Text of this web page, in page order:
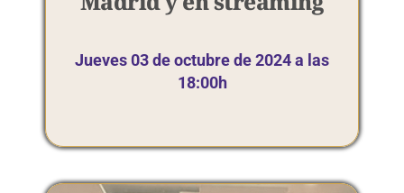
Jueves 03 de octubre de 2024 a las
18:00h